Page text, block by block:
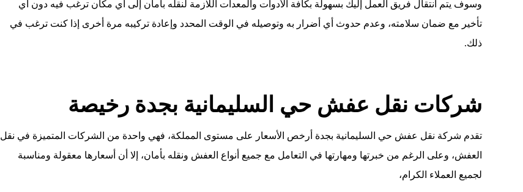
وسوف يتم انتقال فريق العمل إليك بسهولة بكافة الأدوات والمعدات اللازمة لنقله بأمان إلى أي مكان ترغب فيه دون أي
تأخير مع ضمان سلامته، وعدم حدوث أي أضرار به وتوصيله في الوقت المحدد وإعادة تركيبه مرة أخرى إذا كنت ترغب في
ذلك.
شركات نقل عفش حي السليمانية بجدة رخيصة
تقدم شركة نقل عفش حي السليمانية بجدة أرخص الأسعار على مستوى المملكة، فهي واحدة من الشركات المتميزة في نقل
العفش، وعلى الرغم من خبرتها ومهارتها في التعامل مع جميع أنواع العفش ونقله بأمان، إلا أن أسعارها معقولة ومناسبة
لجميع العملاء الكرام،